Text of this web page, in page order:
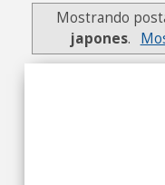
Mostrando
japones.